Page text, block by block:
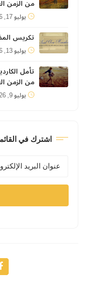
من الزمن
يوليو 17, 2026
تكريس
يوليو 13, 2026
تأمل
من الزمن
يوليو 9, 2026
اشترك في